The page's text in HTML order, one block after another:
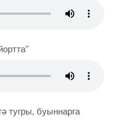
тугры, буыннарга